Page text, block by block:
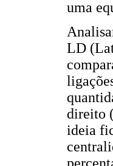
uma
LD
direito
ideia